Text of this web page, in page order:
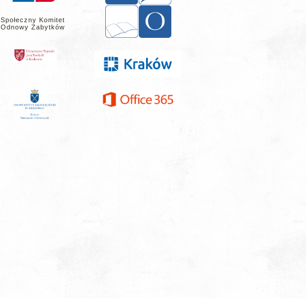
Społeczny Komitet
Odnowy Zabytków